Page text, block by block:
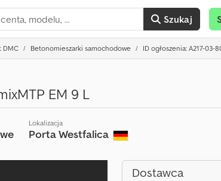
Szukaj
DMC Betonomieszarki samochodowe ID ogłoszenia: A217-03-
EM 9 L
Lokalizacja
Porta Westfalica
Dostawca